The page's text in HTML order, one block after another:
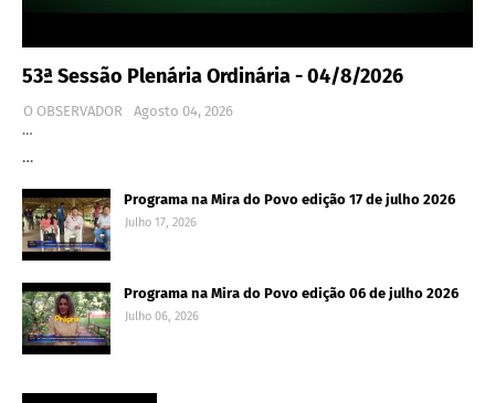
53ª Sessão Plenária Ordinária - 04/8/2026
O OBSERVADOR
Agosto 04, 2026
…
…
Programa na Mira do Povo edição 17 de julho 2026
Julho 17, 2026
Programa na Mira do Povo edição 06 de julho 2026
Julho 06, 2026